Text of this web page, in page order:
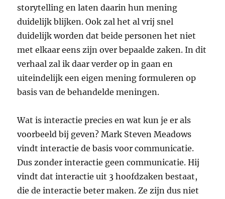
storytelling en laten daarin hun mening
duidelijk blijken. Ook zal het al vrij snel
duidelijk worden dat beide personen het niet
met elkaar eens zijn over bepaalde zaken. In dit
verhaal zal ik daar verder op in gaan en
uiteindelijk een eigen mening formuleren op
basis van de behandelde meningen.
Wat is interactie precies en wat kun je er als
voorbeeld bij geven? Mark Steven Meadows
vindt interactie de basis voor communicatie.
Dus zonder interactie geen communicatie. Hij
vindt dat interactie uit 3 hoofdzaken bestaat,
die de interactie beter maken. Ze zijn dus niet